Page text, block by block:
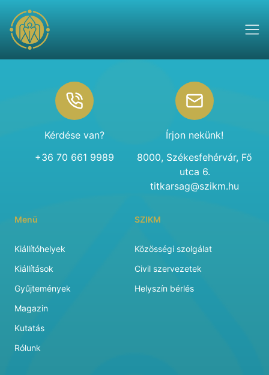
Kérdése van?
+36 70 661 9989
Írjon nekünk!
8000, Székesfehérvár, Fő
utca 6.
titkarsag@szikm.hu
Menü
Kiállítóhelyek
Kiállítások
Gyűjtemények
Magazin
Kutatás
Rólunk
SZIKM
Közösségi szolgálat
Civil szervezetek
Helyszín bérlés